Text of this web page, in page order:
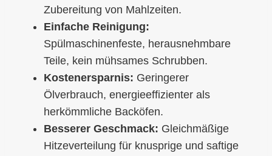
Zubereitung von Mahlzeiten.
Einfache Reinigung:
Spülmaschinenfeste, herausnehmbare
Teile, kein mühsames Schrubben.
Kostenersparnis: Geringerer
Ölverbrauch, energieeffizienter als
herkömmliche Backöfen.
Besserer Geschmack: Gleichmäßige
Hitzeverteilung für knusprige und saftige